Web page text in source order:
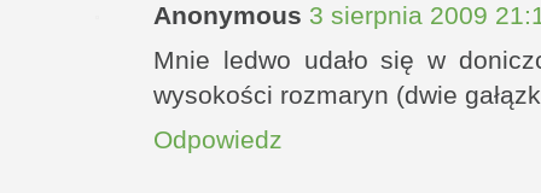
Anonymous 3 sierpnia 2009
Mnie ledwo udało się w
wysokości rozmaryn (dwie
Odpowiedz